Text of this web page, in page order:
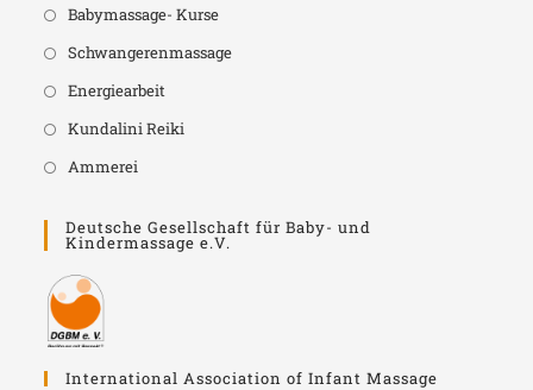
Babymassage- Kurse
Schwangerenmassage
Energiearbeit
Kundalini Reiki
Ammerei
Deutsche Gesellschaft für Baby- und
Kindermassage e.V.
International Association of Infant Massage